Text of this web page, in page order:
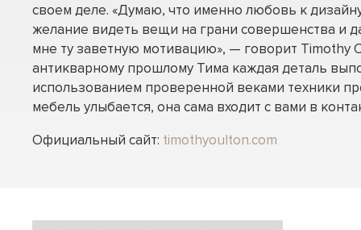
своем деле. «Думаю, что именно любовь к
желание видеть вещи на грани совершенства и
мне ту заветную мотивацию», — говорит Timothy
антикварному прошлому Тима каждая деталь
использованием проверенной веками техники
мебель улыбается, она сама входит с вами в
Официальный сайт: timothyoulton.com